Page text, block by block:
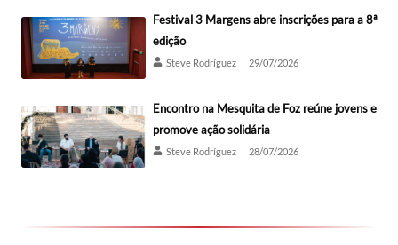
Festival 3 Margens abre inscrições para a 8ª
edição
Steve Rodríguez 29/07/2026
Encontro na Mesquita de Foz reúne jovens e
promove ação solidária
Steve Rodríguez 28/07/2026